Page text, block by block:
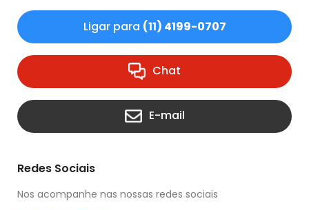
Ligar para (11) 4199-0707
Chat
E-mail
Redes Sociais
Nos acompanhe nas nossas redes sociais